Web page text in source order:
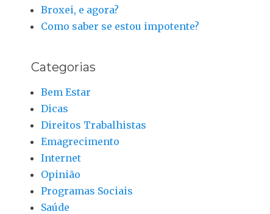
Broxei, e agora?
Como saber se estou impotente?
Categorias
Bem Estar
Dicas
Direitos Trabalhistas
Emagrecimento
Internet
Opinião
Programas Sociais
Saúde